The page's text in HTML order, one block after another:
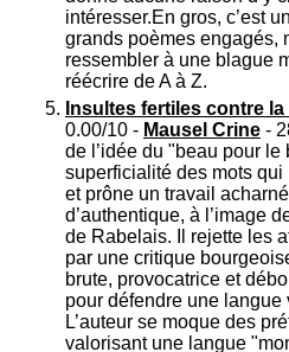
intéresser.En gros, c’est
grands poèmes engagés,
ressembler à une blague
réécrire de A à Z.
Insultes fertiles contre
0.00/10 - Mausel Crine -
de l’idée du "beau pour
superficialité des mots
et prône un travail
d’authentique, à l’image
de Rabelais. Il rejette les
par une critique
brute, provocatrice et
pour défendre une langue
L’auteur se moque des
valorisant une langue